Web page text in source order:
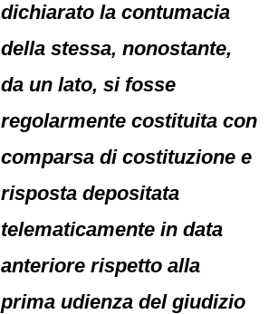
dichiarato la contumacia
della stessa, nonostante,
da un lato, si fosse
regolarmente costituita con
comparsa di costituzione e
risposta depositata
telematicamente in data
anteriore rispetto alla
prima udienza del giudizio